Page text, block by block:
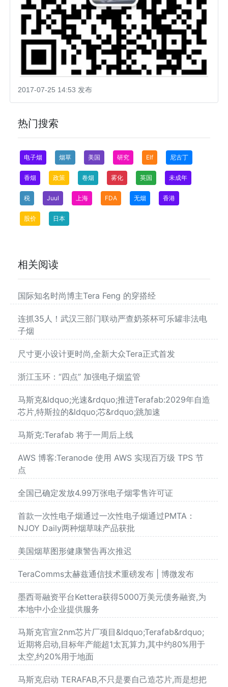
2017-07-25 14:53 发布
热门搜索
电子烟 烟草 美国 研究 Elf 尼古丁
香烟 政策 卷烟 雾化 英国 未成年
税 Juul 上海 FDA 无烟 香港
股价 日本
相关阅读
国际知名时尚博主Tera Feng 的穿搭经
连抓35人！武汉三部门联动严查奶茶杯可乐罐非法电
子烟
尺寸更小设计更时尚,全新大众Tera正式首发
浙江玉环：“四点” 加强电子烟监管
马斯克&ldquo;光速&rdquo;推进Terafab:2029年自造
芯片,特斯拉的&ldquo;芯&rdquo;跳加速
马斯克:Terafab 将于一周后上线
AWS 博客:Teranode 使用 AWS 实现百万级 TPS 节
点
全国已确定发放4.99万张电子烟零售许可证
首款一次性电子烟通过一次性电子烟通过PMTA：
NJOY Daily两种烟草味产品获批
美国烟草图形健康警告再次推迟
TeraComms太赫兹通信技术重磅发布 | 博微发布
墨西哥融资平台Kettera获得5000万美元债务融资,为
本地中小企业提供服务
马斯克官宣2nm芯片厂项目&ldquo;Terafab&rdquo;
近期将启动,目标年产能超1太瓦算力,其中约80%用于
太空,约20%用于地面
马斯克启动 TERAFAB,不只是要自己造芯片,而是想把